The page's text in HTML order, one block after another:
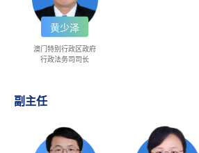
黄少泽
澳门特别行政区政府
行政法务司司长
副主任